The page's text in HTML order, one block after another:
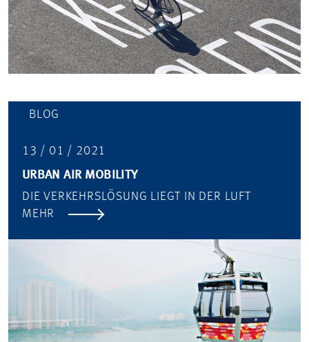
BLOG
13 / 01 / 2021
URBAN AIR MOBILITY
DIE VERKEHRSLÖSUNG LIEGT IN DER LUFT
MEHR